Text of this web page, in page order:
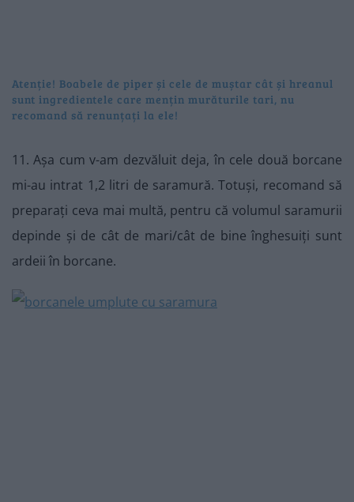
Atenție! Boabele de piper și cele de muștar cât și hreanul
sunt ingredientele care mențin murăturile tari, nu
recomand să renunțați la ele!
11. Așa cum v-am dezvăluit deja, în cele două borcane
mi-au intrat 1,2 litri de saramură. Totuși, recomand să
preparați ceva mai multă, pentru că volumul saramurii
depinde și de cât de mari/cât de bine înghesuiți sunt
ardeii în borcane.